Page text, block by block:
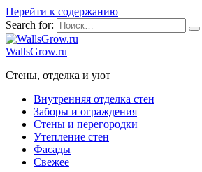
Перейти к содержанию
Search for:
WallsGrow.ru
Стены, отделка и уют
Внутренняя отделка стен
Заборы и ограждения
Стены и перегородки
Утепление стен
Фасады
Свежее